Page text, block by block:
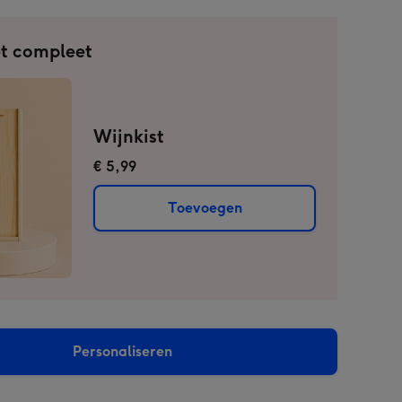
compleet
Wijnkist
€ 5,99
Toevoegen
Personaliseren